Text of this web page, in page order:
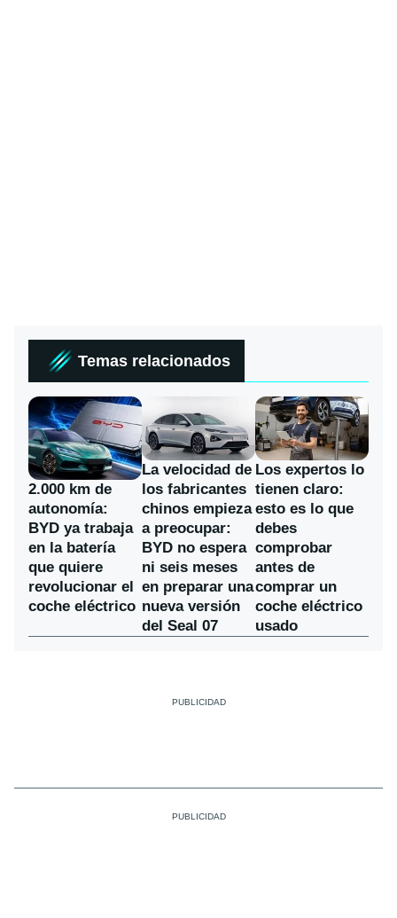
Temas relacionados
2.000 km de
autonomía:
BYD ya trabaja
en la batería
que quiere
revolucionar el
coche eléctrico
La velocidad de
los fabricantes
chinos empieza
a preocupar:
BYD no espera
ni seis meses
en preparar una
nueva versión
del Seal 07
Los expertos lo
tienen claro:
esto es lo que
debes
comprobar
antes de
comprar un
coche eléctrico
usado